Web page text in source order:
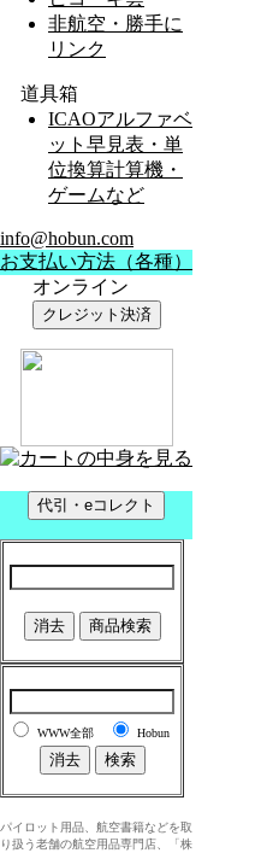
非航空・勝手に
リンク
道具箱
ICAOアルファベ
ット早見表・単
位換算計算機・
ゲームなど
info@hobun.com
お支払い方法（各種）
オンライン
WWW全部 Hobun
パイロット用品、航空書籍などを取
り扱う老舗の航空用品専門店、「株